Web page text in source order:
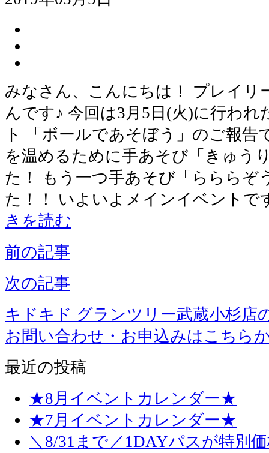
みなさん、こんにちは！ プレイリ
んです♪ 今回は3月5日(火)に行わ
ト 「ボールであそぼう」のご報告
を温めるために手あそび「きゅう
た！ もう一つ手あそび「らららぞ
た！！ いよいよメインイベント
きを読む
前の記事
次の記事
キドキド グランツリー武蔵小杉店
お問い合わせ・お申込みはこちら
最近の投稿
★8月イベントカレンダー★
★7月イベントカレンダー★
＼8/31まで／1DAYパスが特別